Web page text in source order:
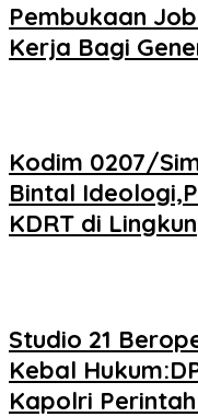
Pembukaan
Kerja Bagi
Kodim 0207/
Bintal
KDRT di
Studio 21
Kebal
Kapolri